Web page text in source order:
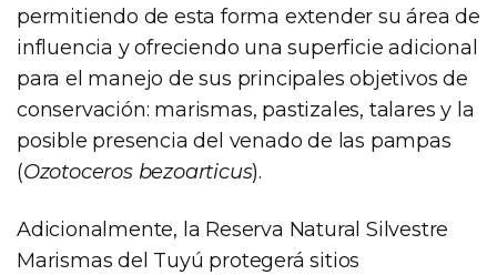
permitiendo de esta forma extender su área de
influencia y ofreciendo una superficie adicional
para el manejo de sus principales objetivos de
conservación: marismas, pastizales, talares y la
posible presencia del venado de las pampas
(Ozotoceros bezoarticus).
Adicionalmente, la Reserva Natural Silvestre
Marismas del Tuyú protegerá sitios